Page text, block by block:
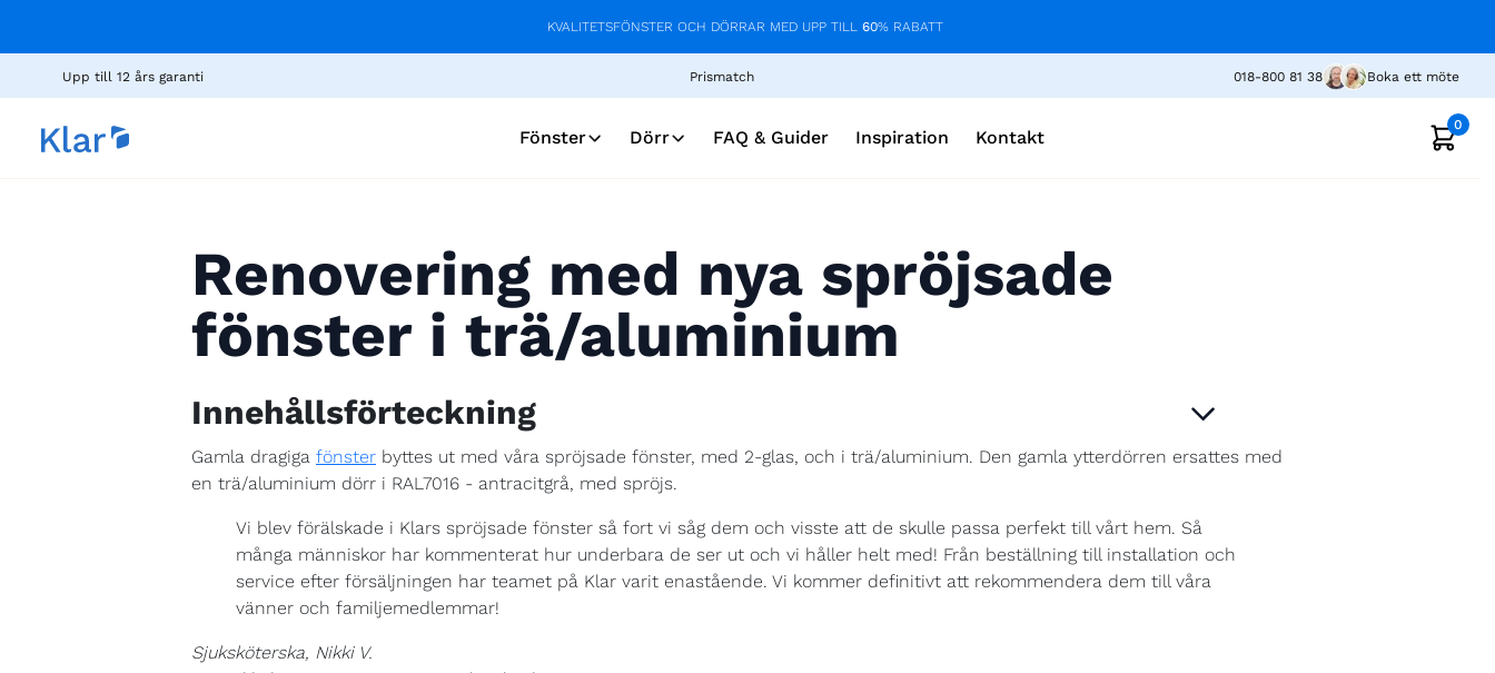
KVALITETSFÖNSTER OCH DÖRRAR MED UPP TILL 60% RABATT
Upp till 12 års garanti Prismatch 018-800 81 38 Boka ett möte
Fönster Dörr FAQ & Guider Inspiration Kontakt
0
Renovering med nya spröjsade
fönster i trä/aluminium
Innehållsförteckning
Gamla dragiga fönster byttes ut med våra spröjsade fönster, med 2-glas, och i trä/aluminium. Den gamla ytterdörren ersattes med
en trä/aluminium dörr i RAL7016 - antracitgrå, med spröjs.
Vi blev förälskade i Klars spröjsade fönster så fort vi såg dem och visste att de skulle passa perfekt till vårt hem. Så
många människor har kommenterat hur underbara de ser ut och vi håller helt med! Från beställning till installation och
service efter försäljningen har teamet på Klar varit enastående. Vi kommer definitivt att rekommendera dem till våra
vänner och familjemedlemmar!
Sjuksköterska, Nikki V.